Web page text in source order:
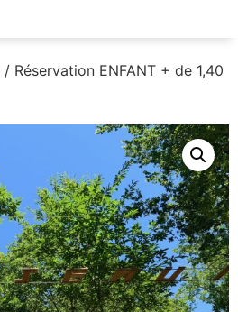
/ Réservation ENFANT + de 1,40